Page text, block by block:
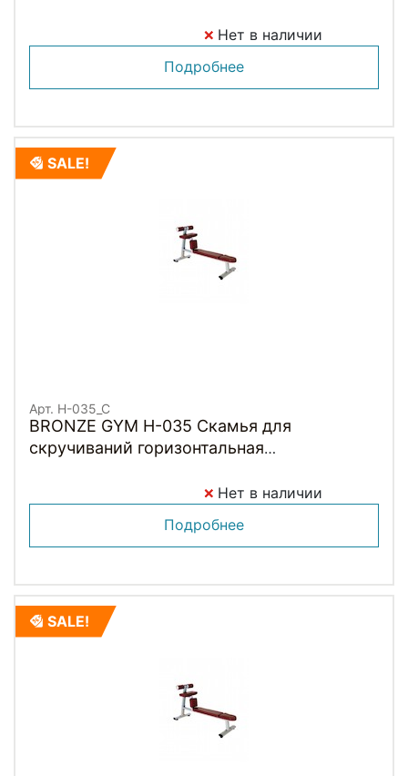
Нет в наличии
Подробнее
SALE!
Арт. H-035_C
BRONZE GYM H-035 Скамья для
скручиваний горизонтальная
Нет в наличии
Подробнее
SALE!